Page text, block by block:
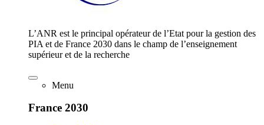
L’ANR est le principal opérateur de l’Etat pour la gestion des
PIA et de France 2030 dans le champ de l’enseignement
supérieur et de la recherche
Menu
France 2030